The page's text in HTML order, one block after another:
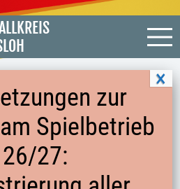
zur
Spielbetrieb
27: